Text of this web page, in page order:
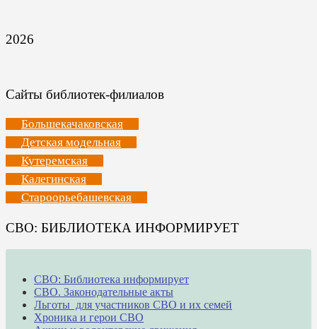
2026
Сайты библиотек-филиалов
Большекачаковская
Детская модельная
Кутеремская
Калегинская
Староорьебашевская
СВО: БИБЛИОТЕКА ИНФОРМИРУЕТ
СВО: Библиотека информирует
СВО. Законодательные акты
Льготы для участников СВО и их семей
Хроника и герои СВО